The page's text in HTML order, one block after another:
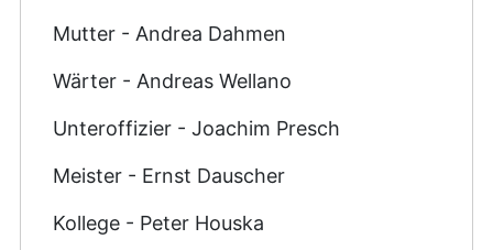
Mutter - Andrea Dahmen
Wärter - Andreas Wellano
Unteroffizier - Joachim Presch
Meister - Ernst Dauscher
Kollege - Peter Houska